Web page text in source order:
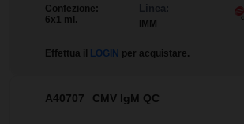
Confezione:
6x1 ml.
Linea:
IMM
Effettua il LOGIN per acquistare.
A40707 CMV IgM QC